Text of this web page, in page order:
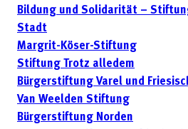
Bildung und Solidarität –
Stadt
Margrit-Köser-Stiftung
Stiftung Trotz alledem
Bürgerstiftung Varel und
Van Weelden Stiftung
Bürgerstiftung Norden